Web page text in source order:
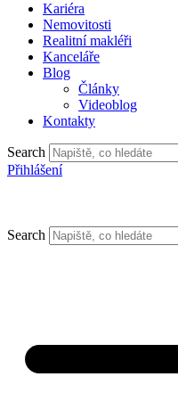
Kariéra
Nemovitosti
Realitní makléři
Kanceláře
Blog
Články
Videoblog
Kontakty
Search
Přihlášení
Search